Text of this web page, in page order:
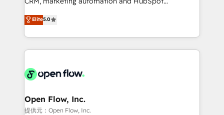
Mindedness, and Clarity. We are driven to win for the
collective good of the company and its clientele, and
things are happening.
integration products and services to mid-market
and enterprise customers. We ensure that your sales,
service and marketing department operates in the
most effective way, while at the same time
integrated buyers journey. Elixir is located in
and Amsterdam. Elixir is a first mover and leader
when it comes to HubSpot sales and service
Elite5.0
Open Flow, Inc.
提供元：Open Flow, Inc.